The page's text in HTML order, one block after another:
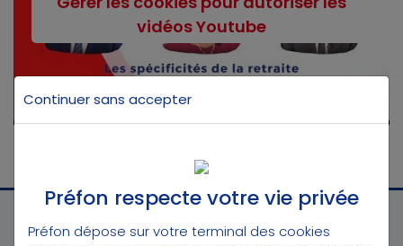
vidéos Youtube
Continuer sans accepter
Préfon respecte votre vie privée
Préfon dépose sur votre terminal des cookies